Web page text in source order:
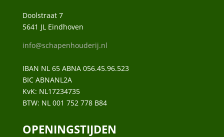
Doolstraat 7
5641 JL Eindhoven
info@schapenhouderij.nl
IBAN NL 65 ABNA 056.45.96.523
BIC ABNANL2A
KvK: NL17234735
BTW: NL 001 752 778 B84
OPENINGSTIJDEN